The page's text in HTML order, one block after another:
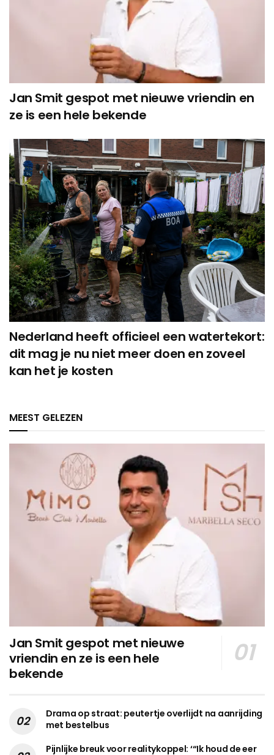
Jan Smit gespot met nieuwe vriendin en
ze is een hele bekende
Nederland heeft officieel een watertekort:
dit mag je nu niet meer doen en zoveel
kan het je kosten
MEEST GELEZEN
Jan Smit gespot met nieuwe
vriendin en ze is een hele
bekende
Drama op straat: peutertje overlijdt na aanrijding
met bestelbus
Pijnlijke breuk voor realitykoppel: ‘“Ik houd de eer